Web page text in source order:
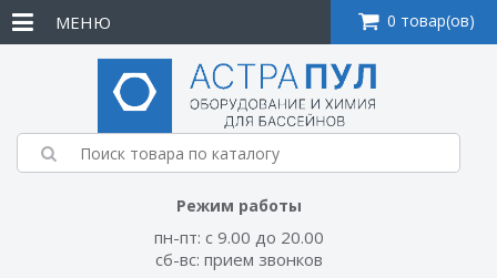
Режим работы
пн-пт: с 9.00 до 20.00
сб-вс: прием звонков
МЕНЮ 0 товар(ов)